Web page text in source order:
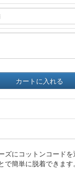
カートに入れる
ズにコットンコード
簡単に脱着できます。